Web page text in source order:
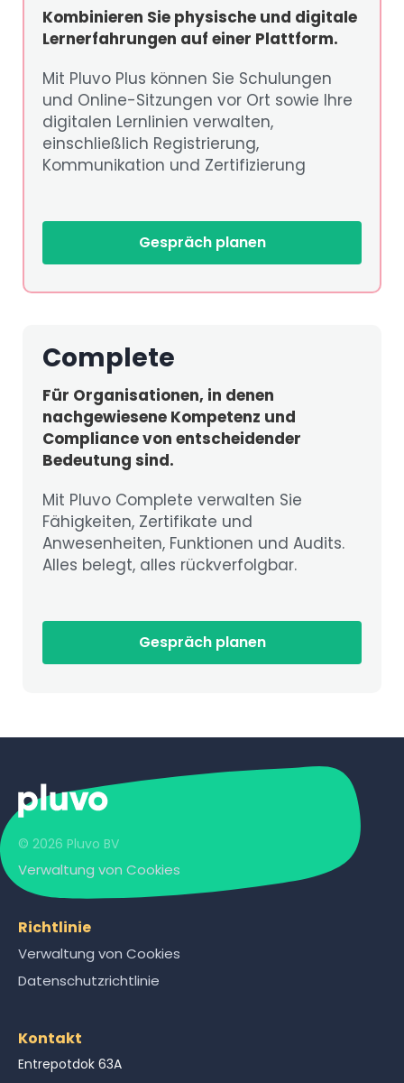
Kombinieren Sie physische und digitale
Lernerfahrungen auf einer Plattform.
Mit Pluvo Plus können Sie Schulungen
und Online-Sitzungen vor Ort sowie Ihre
digitalen Lernlinien verwalten,
einschließlich Registrierung,
Kommunikation und Zertifizierung
Gespräch planen
Complete
Für Organisationen, in denen
nachgewiesene Kompetenz und
Compliance von entscheidender
Bedeutung sind.
Mit Pluvo Complete verwalten Sie
Fähigkeiten, Zertifikate und
Anwesenheiten, Funktionen und Audits.
Alles belegt, alles rückverfolgbar.
Gespräch planen
© 2026 Pluvo BV
Verwaltung von Cookies
Richtlinie
Verwaltung von Cookies
Datenschutzrichtlinie
Kontakt
Entrepotdok 63A